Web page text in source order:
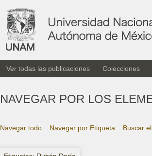
Ver todas las publicaciones Colecciones
NAVEGAR POR LOS
Navegar todo Navegar por Etiqueta Buscar